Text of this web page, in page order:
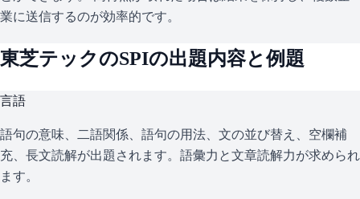
業に送信するのが効率的です。
東芝テックのSPIの出題内容と例題
言語
語句の意味、二語関係、語句の用法、文の並び替え、空欄補
充、長文読解が出題されます。語彙力と文章読解力が求められ
ます。